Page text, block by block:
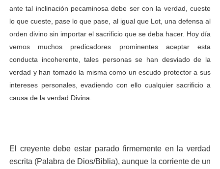
ante tal inclinación pecaminosa debe ser con la verdad, cueste
lo que cueste, pase lo que pase, al igual que Lot, una defensa al
orden divino sin importar el sacrificio que se deba hacer. Hoy día
vemos muchos predicadores prominentes aceptar esta
conducta incoherente, tales personas se han desviado de la
verdad y han tomado la misma como un escudo protector a sus
intereses personales, evadiendo con ello cualquier sacrificio a
causa de la verdad Divina.
El creyente debe estar parado firmemente en la verdad
escrita (Palabra de Dios/Biblia), aunque la corriente de un